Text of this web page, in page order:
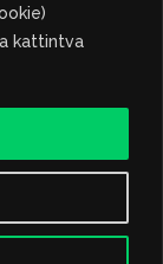
kattintva
védik. A
jogi
kizárólag